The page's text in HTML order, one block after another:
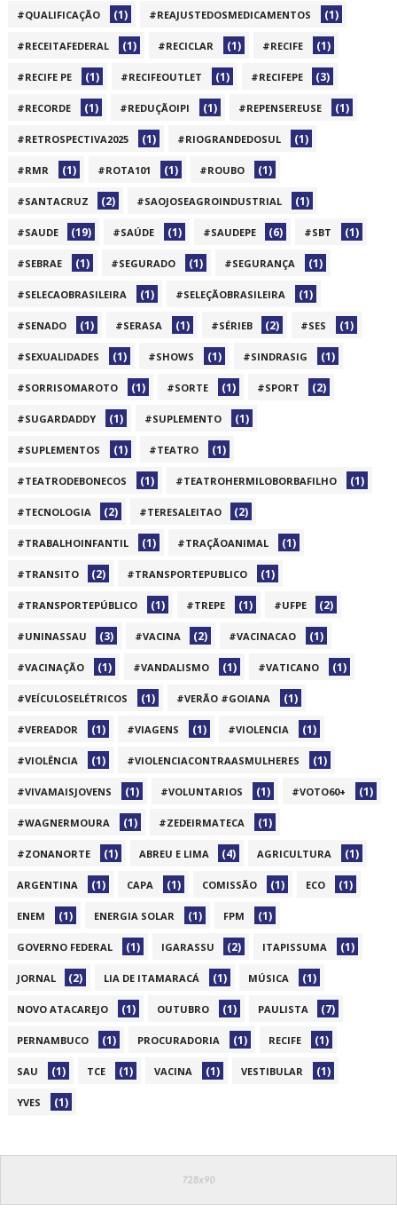
#QUALIFICAÇÃO (1) #REAJUSTEDOSMEDICAMENTOS (1)
#RECEITAFEDERAL (1) #RECICLAR (1) #RECIFE (1)
#RECIFE PE (1) #RECIFEOUTLET (1) #RECIFEPE (3)
#RECORDE (1) #REDUÇÃOIPI (1) #REPENSEREUSE (1)
#RETROSPECTIVA2025 (1) #RIOGRANDEDOSUL (1)
#RMR (1) #ROTA101 (1) #ROUBO (1)
#SANTACRUZ (2) #SAOJOSEAGROINDUSTRIAL (1)
#SAUDE (19) #SAÚDE (1) #SAUDEPE (6) #SBT (1)
#SEBRAE (1) #SEGURADO (1) #SEGURANÇA (1)
#SELECAOBRASILEIRA (1) #SELEÇÃOBRASILEIRA (1)
#SENADO (1) #SERASA (1) #SÉRIEB (2) #SES (1)
#SEXUALIDADES (1) #SHOWS (1) #SINDRASIG (1)
#SORRISOMAROTO (1) #SORTE (1) #SPORT (2)
#SUGARDADDY (1) #SUPLEMENTO (1)
#SUPLEMENTOS (1) #TEATRO (1)
#TEATRODEBONECOS (1) #TEATROHERMILOBORBAFILHO (1)
#TECNOLOGIA (2) #TERESALEITAO (2)
#TRABALHOINFANTIL (1) #TRAÇÃOANIMAL (1)
#TRANSITO (2) #TRANSPORTEPUBLICO (1)
#TRANSPORTEPÚBLICO (1) #TREPE (1) #UFPE (2)
#UNINASSAU (3) #VACINA (2) #VACINACAO (1)
#VACINAÇÃO (1) #VANDALISMO (1) #VATICANO (1)
#VEÍCULOSELÉTRICOS (1) #VERÃO #GOIANA (1)
#VEREADOR (1) #VIAGENS (1) #VIOLENCIA (1)
#VIOLÊNCIA (1) #VIOLENCIACONTRAASMULHERES (1)
#VIVAMAISJOVENS (1) #VOLUNTARIOS (1) #VOTO60+ (1)
#WAGNERMOURA (1) #ZEDEIRMATECA (1)
#ZONANORTE (1) ABREU E LIMA (4) AGRICULTURA (1)
ARGENTINA (1) CAPA (1) COMISSÃO (1) ECO (1)
ENEM (1) ENERGIA SOLAR (1) FPM (1)
GOVERNO FEDERAL (1) IGARASSU (2) ITAPISSUMA (1)
JORNAL (2) LIA DE ITAMARACÁ (1) MÚSICA (1)
NOVO ATACAREJO (1) OUTUBRO (1) PAULISTA (7)
PERNAMBUCO (1) PROCURADORIA (1) RECIFE (1)
SAU (1) TCE (1) VACINA (1) VESTIBULAR (1)
YVES (1)